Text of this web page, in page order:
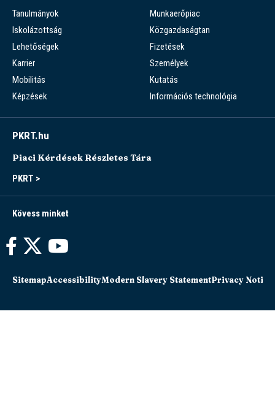
Tanulmányok
Iskolázottság
Lehetőségek
Karrier
Mobilitás
Képzések
Munkaerőpiac
Közgazdaságtan
Fizetések
Személyek
Kutatás
Információs technológia
PKRT.hu
Piaci Kérdések Részletes Tára
PKRT >
Kövess minket
SitemapAccessibilityModern Slavery StatementPrivacy Notice